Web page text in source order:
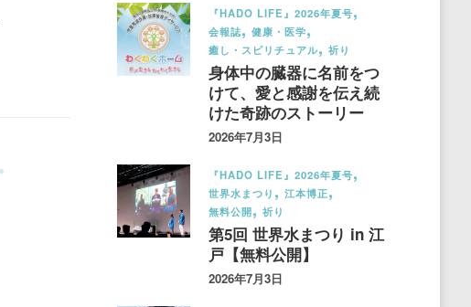
『HADO LIFE』2026年夏号
会報誌
健康・医学
癒し・スピリチュアル
祈り
身体中の臓器に名前をつ
けて、愛と感謝を伝え続
けた奇跡のストーリー
2026年7月3日
『HADO LIFE』2026年夏号
世界水まつり
江本博正
無料公開
祈り
第5回 世界水まつり in 江
戸【無料公開】
2026年7月3日